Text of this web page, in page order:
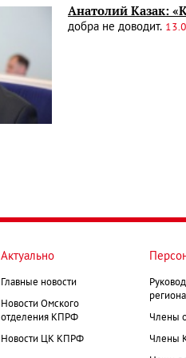
Анатолий Казак:
добра не доводит.
Актуально
Главные новости
Новости Омского
отделения КПРФ
Новости ЦК КПРФ
Члены
Члены